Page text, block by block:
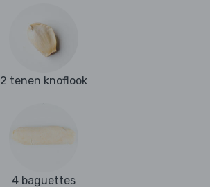
2 tenen knoflook
4 baguettes